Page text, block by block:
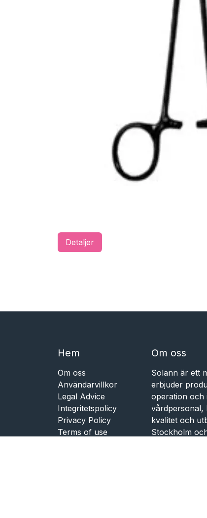
Detaljer
Hem​​
Om oss
Användarvillkor
Legal Advice
Integritetspolicy
Privacy Policy
Terms of use
Om oss
Solann är ett
erbjuder
operation och
vårdpersonal,
kvalitet och
Stockholm